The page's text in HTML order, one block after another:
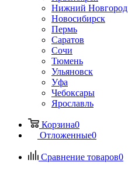
Нижний Новгород
Новосибирск
Пермь
Саратов
Сочи
Тюмень
Ульяновск
Уфа
Чебоксары
Ярославль
Корзина0
Отложенные0
Сравнение товаров0